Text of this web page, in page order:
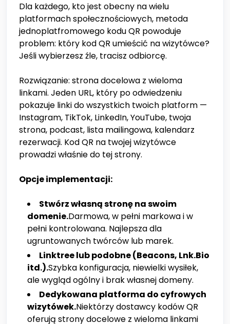
Dla każdego, kto jest obecny na wielu
platformach społecznościowych, metoda
jednoplatfromowego kodu QR powoduje
problem: który kod QR umieścić na wizytówce?
Jeśli wybierzesz źle, tracisz odbiorcę.
Rozwiązanie: strona docelowa z wieloma
linkami. Jeden URL, który po odwiedzeniu
pokazuje linki do wszystkich twoich platform —
Instagram, TikTok, LinkedIn, YouTube, twoja
strona, podcast, lista mailingowa, kalendarz
rezerwacji. Kod QR na twojej wizytówce
prowadzi właśnie do tej strony.
Opcje implementacji:
Stwórz własną stronę na swoim
domenie.Darmowa, w pełni markowa i w
pełni kontrolowana. Najlepsza dla
ugruntowanych twórców lub marek.
Linktree lub podobne (Beacons, Lnk.Bio
itd.).Szybka konfiguracja, niewielki wysiłek,
ale wygląd ogólny i brak własnej domeny.
Dedykowana platforma do cyfrowych
wizytówek.Niektórzy dostawcy kodów QR
oferują strony docelowe z wieloma linkami